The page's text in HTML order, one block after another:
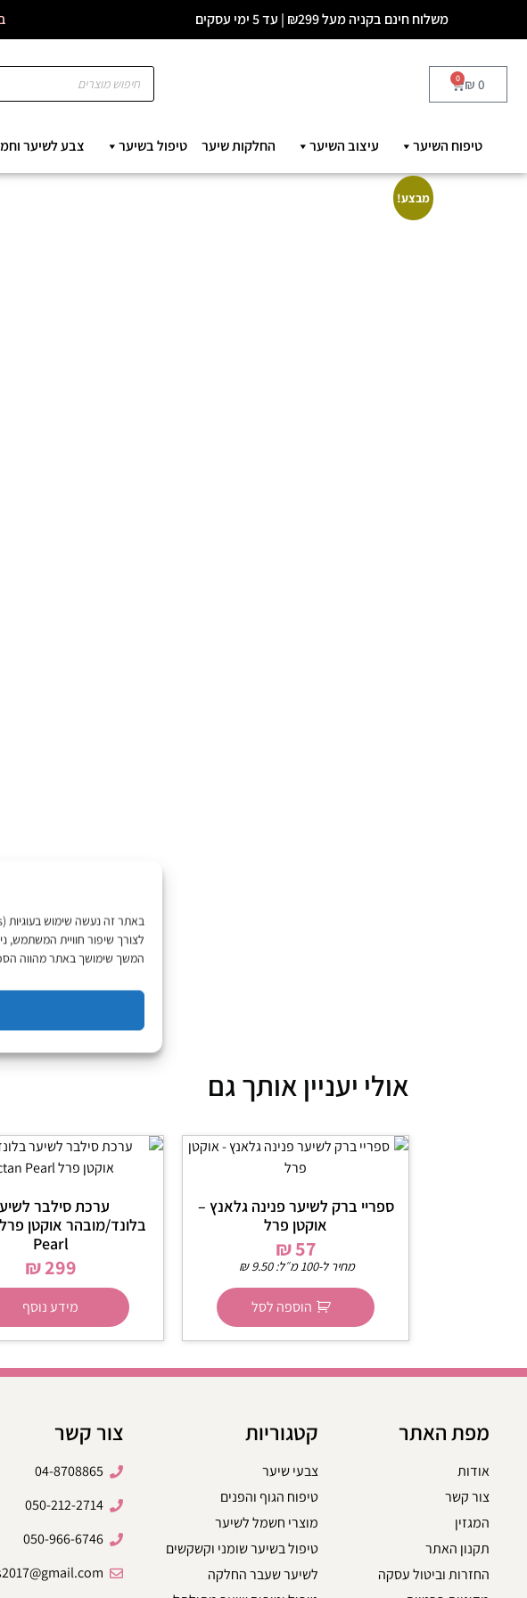
לצורך שיפור חוויית המשתמש,
המשך שימושך באתר מהווה
משלוח חינם בקניה מעל ₪299 | עד 5 ימי עסקים
₪ 0
0
טיפוח השיער עיצוב השיער החלקות שיער טיפול בשיער צבע לשיער
מבצע!
אולי יעניין אותך גם
ספריי ברק לשיער פנינה גלאנץ –
אוקטן פרל
₪57
מחיר ל-100 מ״ל: ₪9.50
הוספה לסל
ערכת סילבר
Pearl
₪299
מידע נוסף
מפת האתר
אודות
צור קשר
המגזין
תקנון האתר
החזרות וביטול עסקה
קטגוריות
צבעי שיער
טיפוח הגוף והפנים
מוצרי חשמל לשיער
טיפול בשיער שומני וקשקשים
לשיער שעבר החלקה
צור קשר
04-8708865
050-212-2714
050-966-6746